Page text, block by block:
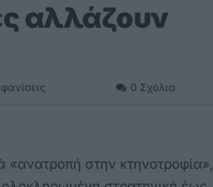
αλλάζουν
0 Σχόλια
«ανατροπή στην κτηνοτροφία»,